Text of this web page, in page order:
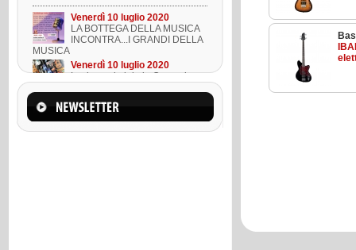
Venerdì 10 luglio 2020
LA BOTTEGA DELLA MUSICA
INCONTRA...I GRANDI DELLA
MUSICA
Venerdì 10 luglio 2020
Lezione ukulele in Omaggio
Mercoledì 22 marzo 2023
Suono l'ukulele in 8 lezioni